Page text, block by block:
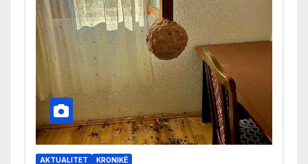
AKTUALITET KRONIKË